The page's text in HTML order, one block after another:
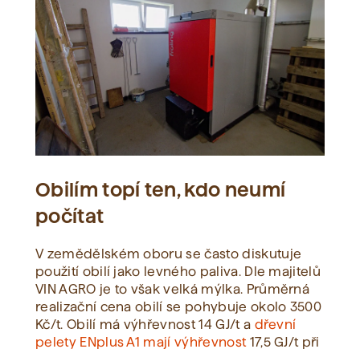
Obilím topí ten, kdo neumí
počítat
V zemědělském oboru se často diskutuje
použití obilí jako levného paliva. Dle majitelů
VIN AGRO je to však velká mýlka. Průměrná
realizační cena obilí se pohybuje okolo 3500
Kč/t. Obilí má výhřevnost 14 GJ/t a dřevní
pelety ENplus A1 mají výhřevnost 17,5 GJ/t při